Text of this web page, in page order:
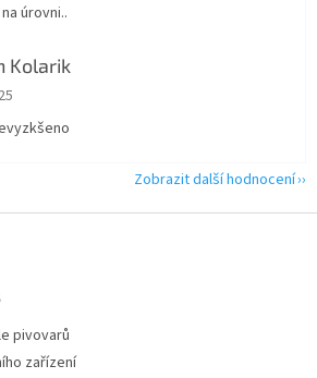
úrovni..
Kolarik
obchodu je 5 z 5 hvězdiček.
Zobrazit další hodnocení
pivovarů
zařízení